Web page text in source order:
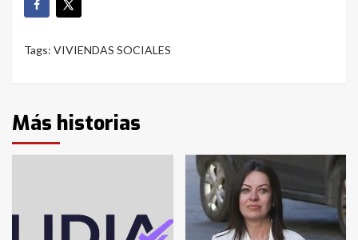
Tags: VIVIENDAS SOCIALES
Más historias